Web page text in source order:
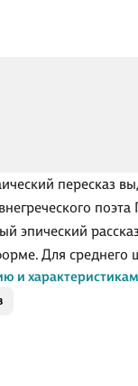
пересказ
эпический
Для среднего
и характеристикам